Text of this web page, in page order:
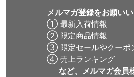
メルマガ登録をお願いい
① 最新入荷情報
② 限定商品情報
③ 限定セールやクーポ
④ 売上ランキング
など、メルマガ会員